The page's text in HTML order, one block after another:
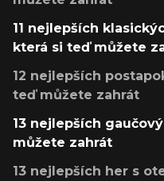
11 nejlepších
která si teď můžete
12 nejlepších
teď můžete zahrát
13 nejlepších
můžete zahrát
13 nejlepších her s